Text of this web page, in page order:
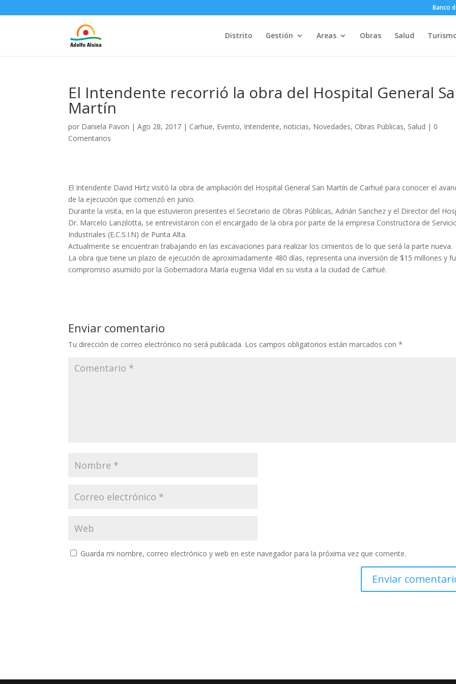
Banco
Distrito Gestión Areas Obras Salud
El Intendente recorrió la obra del Hospital General
Martín
por Daniela Pavon |Ago 28, 2017 | Carhue, Evento, Intendente,noticias, Novedades, Obras Publicas, Salud | 0
Comentarios
El Intendente David Hirtz visitó la obra de ampliación del Hospital General San Martín de Carhué para conocer el
de la ejecución que comenzó en junio.
Durante la visita, en la que estuvieron presentes el Secretario de Obras Públicas, Adrián Sanchez y el Director del
Dr. Marcelo Lanzilotta, se entrevistaron con el encargado de la obra por parte de la empresa Constructora de
Industriales (E.C.S.I.N) de Punta Alta.
Actualmente se encuentran trabajando en las excavaciones para realizar los cimientos de lo que será la parte nueva.
La obra que tiene un plazo de ejecución de aproximadamente 480 días, representa una inversión de $15 millones y
compromiso asumido por la Gobernadora María eugenia Vidal en su visita a la ciudad de Carhué.
Enviar comentario
Tu dirección de correo electrónico no será publicada. Los campos obligatorios están marcados con*
Guarda mi nombre, correo electrónico y web en este navegador para la próxima vez que comente.